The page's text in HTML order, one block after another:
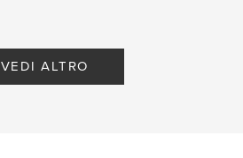
VEDI ALTRO